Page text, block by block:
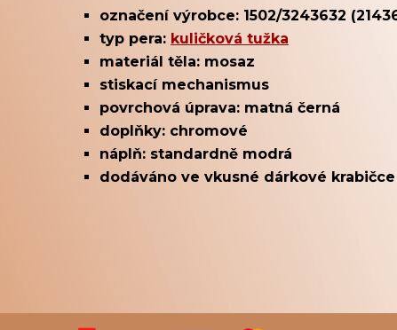
označení výrobce: 1502/3243632
typ pera: kuličková tužka
materiál těla: mosaz
stiskací mechanismus
povrchová úprava: matná černá
doplňky: chromové
náplň: standardně modrá
dodáváno ve vkusné dárkové